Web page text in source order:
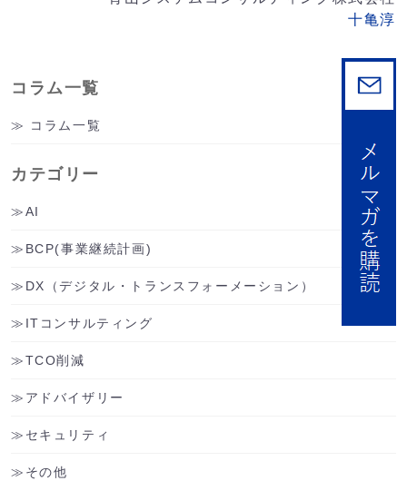
十亀淳
コラム一覧
コラム一覧
カテゴリー
AI
BCP(事業継続計画)
DX（デジタル・トランスフォーメーション）
ITコンサルティング
TCO削減
アドバイザリー
セキュリティ
その他